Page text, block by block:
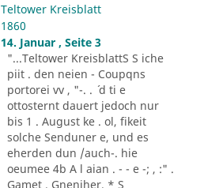
Teltower Kreisblatt
1860
14. Januar , Seite 3
"...Teltower KreisblattS S iche
piit . den neien - Coupqns
portorei vv , "-. . ´ d ti e
ottosternt dauert jedoch nur
bis 1 . August ke . ol, fikeit
solche Senduner e, und es
eherden dun /auch-. hie
oeumee 4b A l aian . - - e -; , :" .
Gamet . Gneniher. * S